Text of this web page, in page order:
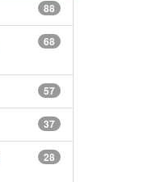
88
68
57
37
28